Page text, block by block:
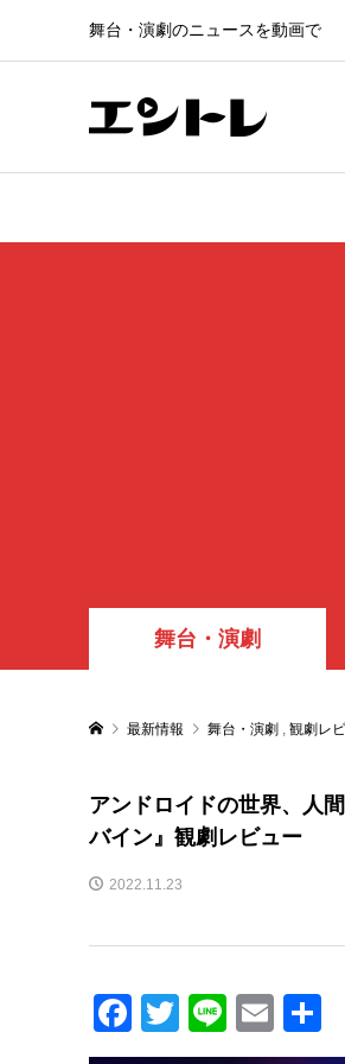
舞台・演劇のニュースを動画で
舞台・演劇
最新情報 舞台・演劇 , 観劇レ
アンドロイドの世界、人
バイン』観劇レビュー
2022.11.23
Facebook
TwitterLine